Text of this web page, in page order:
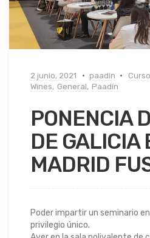
2 junio, 2021 paadin
Wines, General, Paadín
PONENCIA
DE GALICIA
MADRID
Poder impartir un seminario
privilegio único.